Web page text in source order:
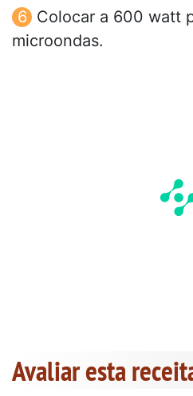
Colocar a 600 watt
microondas.
Avaliar esta